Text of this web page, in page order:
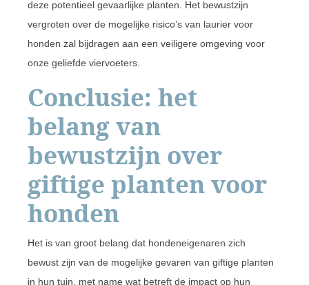
deze potentieel gevaarlijke planten. Het bewustzijn
vergroten over de mogelijke risico’s van laurier voor
honden zal bijdragen aan een veiligere omgeving voor
onze geliefde viervoeters.
Conclusie: het
belang van
bewustzijn over
giftige planten voor
honden
Het is van groot belang dat hondeneigenaren zich
bewust zijn van de mogelijke gevaren van giftige planten
in hun tuin, met name wat betreft de impact op hun